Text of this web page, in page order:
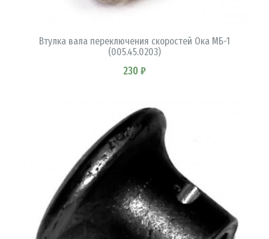
Втулка вала переключения скоростей Ока МБ-1
(005.45.0203)
230 ₽
В КОРЗИНУ